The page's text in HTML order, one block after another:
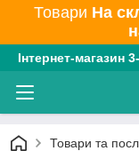
Товари На
Інтернет-магазин
Товари та